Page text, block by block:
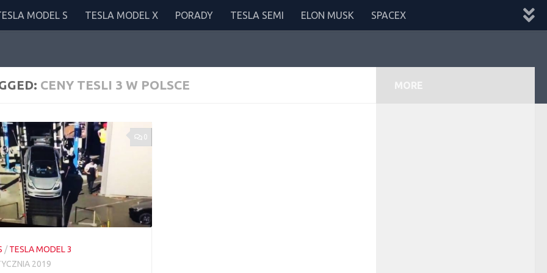
MODEL S TESLA MODEL X PORADY TESLA SEMI ELON MUSK SPACEX
CENY TESLI 3 W POLSCE
0
/TESLA MODEL 3
2019
MORE